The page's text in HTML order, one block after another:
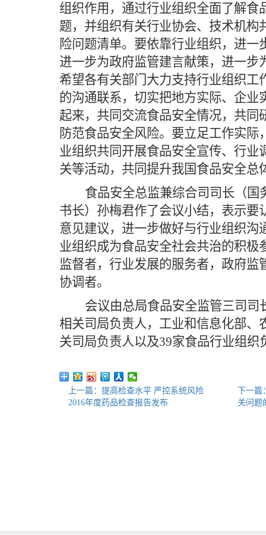
组织作用，通过行业组织全面了解食
题，并组织有关行业协会、技术机构
险问题清单。要依靠行业组织，进一
进一步为政府监管建言献策，进一步
希望各有关部门大力支持行业组织工
的沟通联系，切实把地方实际、企业
起来，共同交流食品安全情况，共同
防范食品安全风险。要立足工作实际
业组织共同开展食品安全宣传、行业
关等活动，共同提升我国食品安全总
食品安全总监兼综合司司长（国
书长）孙梅君作了会议小结，表示要
意见建议，进一步做好与行业组织沟
业组织成为食品安全社会共治的积极
监督者，行业发展的服务者，政府监
协调者。
会议由总局食品安全监管三司司
相关司局负责人，工业和信息化部、
关司局负责人以及39家食品行业组织
上一篇：提高检查水平 严控系统风险
2016年度药品检查报告发布
下一篇
关问题